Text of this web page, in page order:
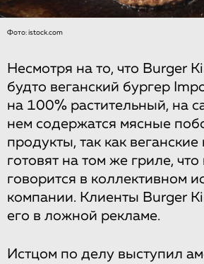
Фото: istock.com
Несмотря на то, что Burger
будто веганский бургер
на 100% растительный, на
нем содержатся мясные
продукты, так как веганские
готовят на том же гриле,
говорится в коллективном
компании. Клиенты Burger
его в ложной рекламе.
Истцом по делу выступил